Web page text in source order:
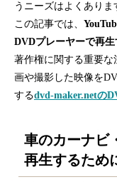
うニーズはよくありま
この記事では、
DVDプレーヤーで再
著作権に関する重要
画や撮影した映像を
するdvd-maker.netの
車のカーナビ
再生するため